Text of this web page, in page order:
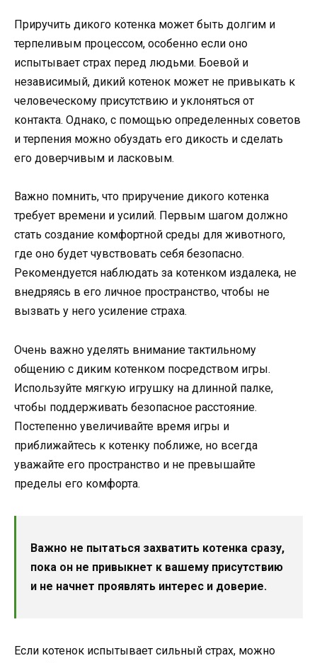
Приручить дикого котенка может быть долгим и
терпеливым процессом, особенно если оно
испытывает страх перед людьми. Боевой и
независимый, дикий котенок может не привыкать к
человеческому присутствию и уклоняться от
контакта. Однако, с помощью определенных советов
и терпения можно обуздать его дикость и сделать
его доверчивым и ласковым.
Важно помнить, что приручение дикого котенка
требует времени и усилий. Первым шагом должно
стать создание комфортной среды для животного,
где оно будет чувствовать себя безопасно.
Рекомендуется наблюдать за котенком издалека, не
внедряясь в его личное пространство, чтобы не
вызвать у него усиление страха.
Очень важно уделять внимание тактильному
общению с диким котенком посредством игры.
Используйте мягкую игрушку на длинной палке,
чтобы поддерживать безопасное расстояние.
Постепенно увеличивайте время игры и
приближайтесь к котенку поближе, но всегда
уважайте его пространство и не превышайте
пределы его комфорта.
Важно не пытаться захватить котенка сразу,
пока он не привыкнет к вашему присутствию
и не начнет проявлять интерес и доверие.
Если котенок испытывает сильный страх, можно